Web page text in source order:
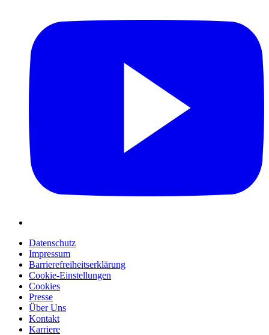
Datenschutz
Impressum
Barrierefreiheitserklärung
Cookie-Einstellungen
Cookies
Presse
Über Uns
Kontakt
Karriere